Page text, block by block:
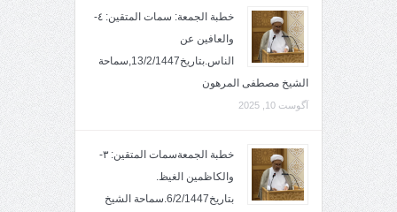
خطبة الجمعة: سمات المتقين: ٤-
والعافين عن
الناس.بتاريخ13/2/1447,سماحة
الشيخ مصطفى المرهون
آگوست 10, 2025
خطبة الجمعةسمات المتقين: ٣-
والكاظمين الغيظ.
بتاريخ6/2/1447.سماحة الشيخ